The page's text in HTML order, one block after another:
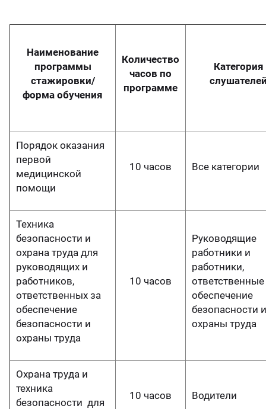
Наименование
программы
стажировки/
форма обучения
Количество
часов по
программе
Категория
Порядок оказания
первой
медицинской
помощи
10 часов Все категории
Техника
безопасности и
охрана труда для
руководящих и
работников,
ответственных за
обеспечение
безопасности и
охраны труда
10 часов
Руководящие
работники и
работники,
ответственные
обеспечение
безопасности и
охраны труда
Охрана труда и
техника
безопасности для
10 часов Водители